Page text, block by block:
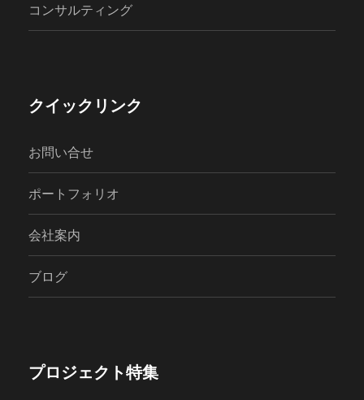
コンサルティング
クイックリンク
お問い合せ
ポートフォリオ
会社案内
ブログ
プロジェクト特集